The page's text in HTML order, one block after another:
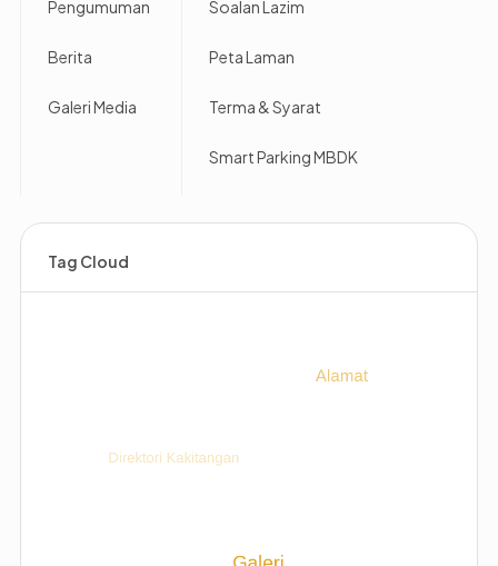
Pengumuman
Berita
Galeri Media
Soalan Lazim
Peta Laman
Terma & Syarat
Smart Parking MBDK
Tag Cloud